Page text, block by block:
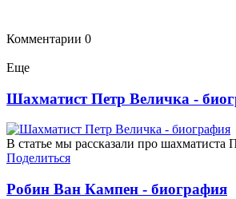
Комментарии 0
Еще
Шахматист Петр Величка -
В статье мы рассказали про шахматиста
Поделиться
Робин Ван Кампен - биография